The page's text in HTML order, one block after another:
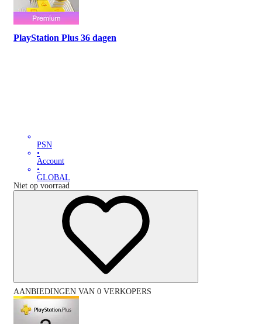
PlayStation Plus 36 dagen
PSN
•
Account
•
GLOBAL
Niet op voorraad
AANBIEDINGEN VAN 0 VERKOPERS